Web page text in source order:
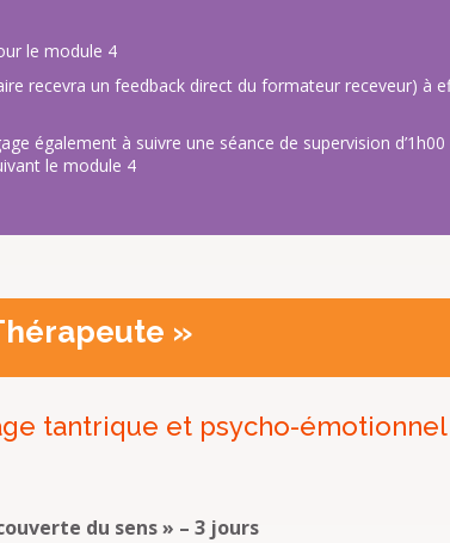
le module 4
recevra un feedback direct du formateur receveur) à
également à suivre une séance de supervision
le module 4
»
tantrique et psycho-émotionnel
du sens » – 3 jours